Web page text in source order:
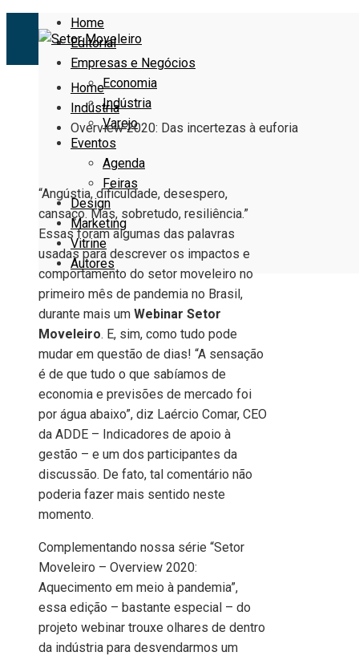
Home
Editorial
Empresas e Negócios
Economia
Indústria
Varejo
Eventos
Agenda
Feiras
Design
Marketing
Vitrine
Autores
Home
Indústria
Overview 2020: Das incertezas à euforia
“Angústia, dificuldade, desespero,
cansaço. Mas, sobretudo, resiliência.”
Essas foram algumas das palavras
usadas para descrever os impactos e
comportamento do setor moveleiro no
primeiro mês de pandemia no Brasil,
durante mais um Webinar Setor
Moveleiro. E, sim, como tudo pode
mudar em questão de dias! “A sensação
é de que tudo o que sabíamos de
economia e previsões de mercado foi
por água abaixo”, diz Laércio Comar, CEO
da ADDE – Indicadores de apoio à
gestão – e um dos participantes da
discussão. De fato, tal comentário não
poderia fazer mais sentido neste
momento.
Complementando nossa série “Setor
Moveleiro – Overview 2020:
Aquecimento em meio à pandemia”,
essa edição – bastante especial – do
projeto webinar trouxe olhares de dentro
da indústria para desvendarmos um